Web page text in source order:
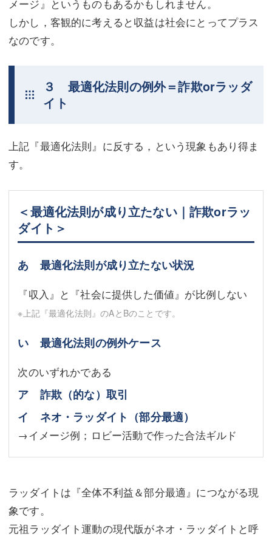
メージ』というものもあるかもしれません。
しかし，客観的に考えると収益は社会にとってプラス
なのです。
３ 最適化法則の例外＝詐欺orラッダ
イト
上記『最適化法則』に反する，という現象もあり得ま
す。
＜最適化法則が成り立たない｜詐欺orラッ
ダイト＞
あ 最適化法則が成り立たない状況
『収入』と『社会に提供した価値』が比例しない
※上記『最適化法則』のAとBのことです。
い 最適化法則の例外ケース
次のいずれかである
ア 詐欺（的な）取引
イ ネオ・ラッダイト（部分最適）
→イメージ例；ロビー活動で作った合法ギルド
ラッダイトは『全体不利益＆部分最適』につながる現
象です。
元祖ラッダイト運動の現代版がネオ・ラッダイトと呼